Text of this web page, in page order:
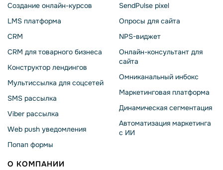
Создание онлайн-курсов
LMS платформа
CRM
CRM для товарного бизнеса
Конструктор лендингов
Мультиссылка для соцсетей
SMS рассылка
Viber рассылка
Web push уведомления
Попап формы
SendPulse pixel
Опросы для сайта
NPS-виджет
Онлайн-консультант для
сайта
Омниканальный инбокс
Маркетинговая платформа
Динамическая сегментация
Автоматизация маркетинга
с ИИ
О КОМПАНИИ